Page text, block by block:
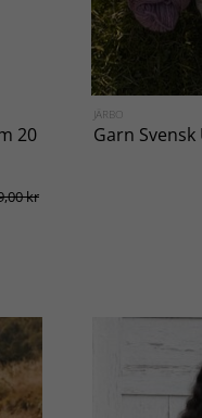
20
kr
JÄRBO
Garn Svensk